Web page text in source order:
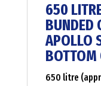
650
BUNDED
APOLLO
BOTTOM
650 litre